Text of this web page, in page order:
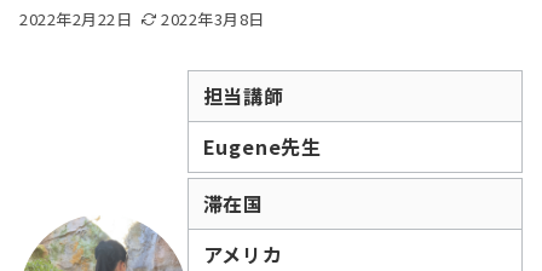
2022年2月22日 2022年3月8日
担当講師
Eugene先生
滞在国
アメリカ